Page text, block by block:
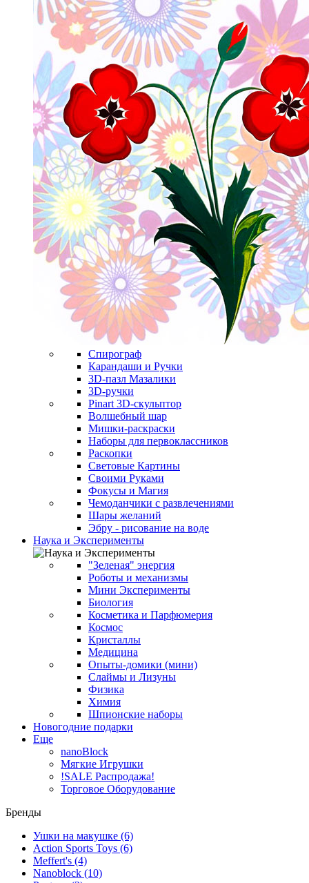
Спирограф
Карандаши и Ручки
3D-пазл Мазалики
3D-ручки
Pinart 3D-скульптор
Волшебный шар
Мишки-раскраски
Наборы для первоклассников
Раскопки
Световые Картины
Своими Руками
Фокусы и Магия
Чемоданчики с развлечениями
Шары желаний
Эбру - рисование на воде
Наука и Эксперименты
"Зеленая" энергия
Роботы и механизмы
Мини Эксперименты
Биология
Косметика и Парфюмерия
Космос
Кристаллы
Медицина
Опыты-домики (мини)
Слаймы и Лизуны
Физика
Химия
Шпионские наборы
Новогодние подарки
Еще
nanoBlock
Мягкие Игрушки
!SALE Распродажа!
Торговое Оборудование
Бренды
Ушки на макушке (6)
Action Sports Toys (6)
Meffert's (4)
Nanoblock (10)